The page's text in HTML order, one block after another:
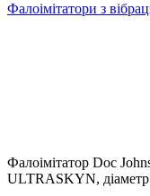
Фалоімітатори з
Фалоімітатор Doc
ULTRASKYN,